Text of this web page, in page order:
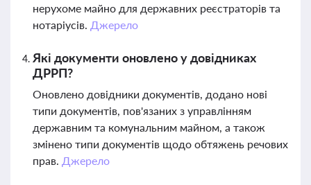
нерухоме майно для державних реєстраторів та
нотаріусів. Джерело
Які документи оновлено у довідниках
ДРРП?
Оновлено довідники документів, додано нові
типи документів, пов'язаних з управлінням
державним та комунальним майном, а також
змінено типи документів щодо обтяжень речових
прав. Джерело